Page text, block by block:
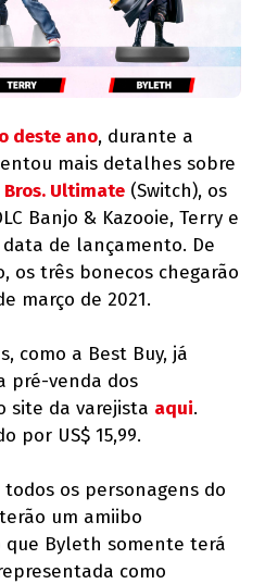
deste ano, durante a
mais detalhes sobre
Bros. Ultimate (Switch), os
Banjo & Kazooie, Terry e
de lançamento. De
os três bonecos chegarão
março de 2021.
como a Best Buy, já
pré-venda dos
site da varejista aqui.
por US$ 15,99.
os personagens do
um amiibo
que Byleth somente terá
como